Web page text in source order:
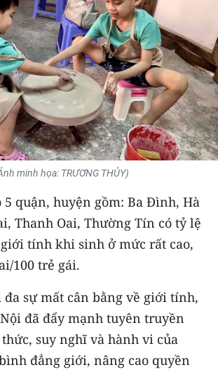
NGHỆ
TIN
SÂU
NAM
OCOP - MỖI XÃ
minh họa: TRƯƠNG THỦY)
5 quận, huyện gồm: Ba Đình, Hà
Thanh Oai, Thường Tín có tỷ lệ
tính khi sinh ở mức rất cao,
100 trẻ gái.
sự mất cân bằng về giới tính,
đã đẩy mạnh tuyên truyền
suy nghĩ và hành vi của
đẳng giới, nâng cao quyền